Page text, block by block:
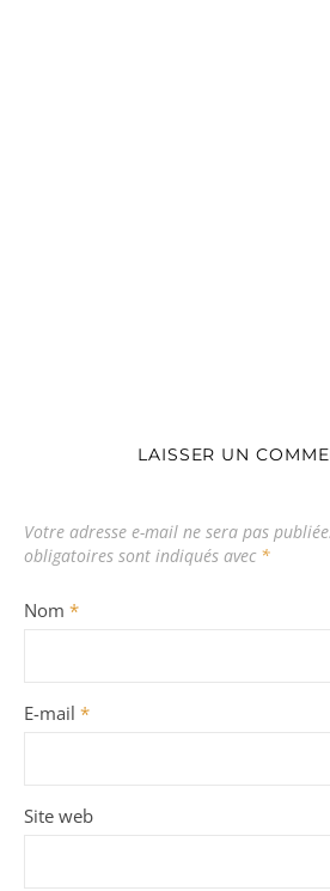
LAISSER UN
Votre adresse e-mail ne sera pas publiée.
obligatoires sont indiqués avec *
Nom *
E-mail *
Site web